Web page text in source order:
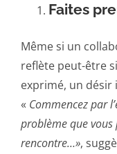
Faites
Même si un
reflète peut-être
exprimé, un
« Commencez par
problème que vous
rencontre…»,